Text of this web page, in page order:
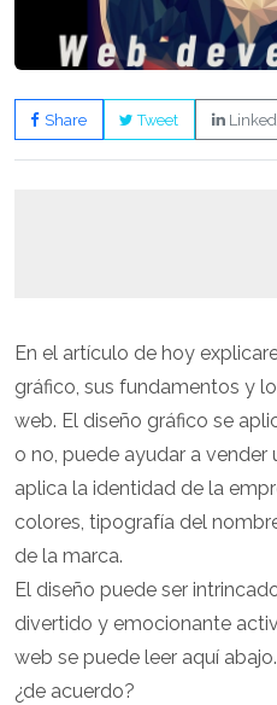
Share Tweet
En el artículo de hoy
gráfico, sus fundamentos y
web. El diseño gráfico se
o no, puede ayudar a
aplica la identidad de la
colores, tipografía del
de la marca.
El diseño puede ser
divertido y emocionante
web se puede leer aquí
¿de acuerdo?